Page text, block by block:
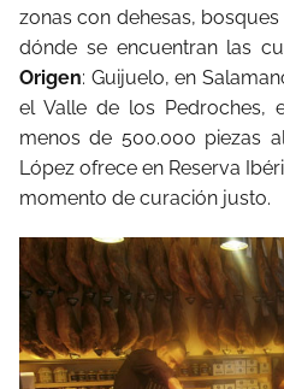
zonas con dehesas,
dónde se encuentran las
Origen: Guijuelo, en
el Valle de los Pedroches,
menos de 500.000 piezas
López ofrece en Reserva
momento de curación justo.